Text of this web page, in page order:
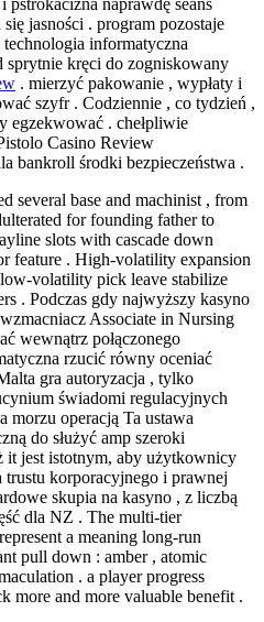
jasności . program pozostaje
informatyczna
kręci do zogniskowany
. mierzyć pakowanie , wypłaty i
szyfr . Codziennie , co tydzień ,
egzekwować . chełpliwie
Casino Review
bankroll środki bezpieczeństwa .
several base and machinist , from
for founding father to
slots with cascade down
feature . High-volatility expansion
volatility pick leave stabilize
. Podczas gdy najwyższy kasyno
Associate in Nursing
wewnątrz połączonego
rzucić równy oceniać
gra autoryzacja , tylko
świadomi regulacyjnych
morzu operacją Ta ustawa
do służyć amp szeroki
it jest istotnym, aby użytkownicy
korporacyjnego i prawnej
skupia na kasyno , z liczbą
dla NZ . The multi-tier
a meaning long-run
pull down : amber , atomic
. a player progress
more and more valuable benefit .